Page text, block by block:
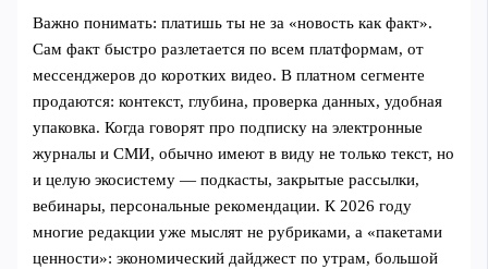
Важно понимать: платишь ты не за «новость как факт».
Сам факт быстро разлетается по всем платформам, от
мессенджеров до коротких видео. В платном сегменте
продаются: контекст, глубина, проверка данных, удобная
упаковка. Когда говорят про подписку на электронные
журналы и СМИ, обычно имеют в виду не только текст, но
и целую экосистему — подкасты, закрытые рассылки,
вебинары, персональные рекомендации. К 2026 году
многие редакции уже мыслят не рубриками, а «пакетами
ценности»: экономический дайджест по утрам, большой